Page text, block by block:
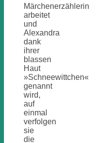
Märchenerzählerin
arbeitet
und
Alexandra
dank
ihrer
blassen
Haut
»Schneewittchen«
genannt
wird,
auf
einmal
verfolgen
sie
die